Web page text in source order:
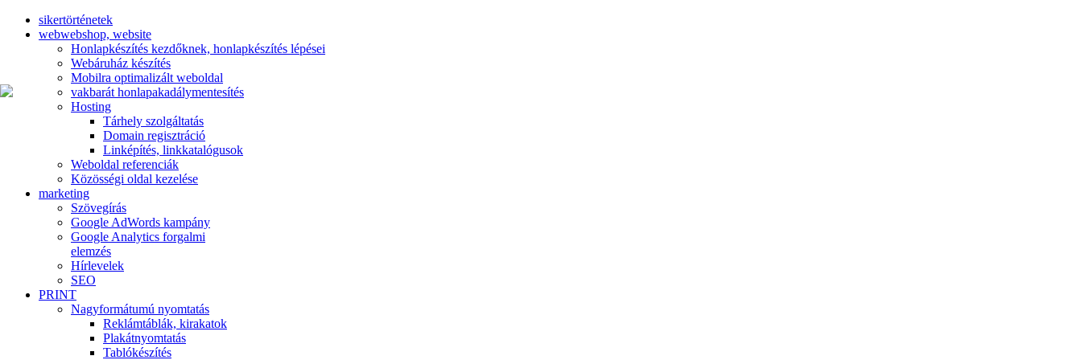
sikertörténetek
webwebshop, website
Honlapkészítés kezdőknek, honlapkészítés lépései
Webáruház készítés
Mobilra optimalizált weboldal
vakbarát honlapakadálymentesítés
Hosting
Tárhely szolgáltatás
Domain regisztráció
Linképítés, linkkatalógusok
Weboldal referenciák
Közösségi oldal kezelése
marketing
Szövegírás
Google AdWords kampány
Google Analytics forgalmi
elemzés
Hírlevelek
SEO
PRINT
Nagyformátumú nyomtatás
Reklámtáblák, kirakatok
Plakátnyomtatás
Tablókészítés